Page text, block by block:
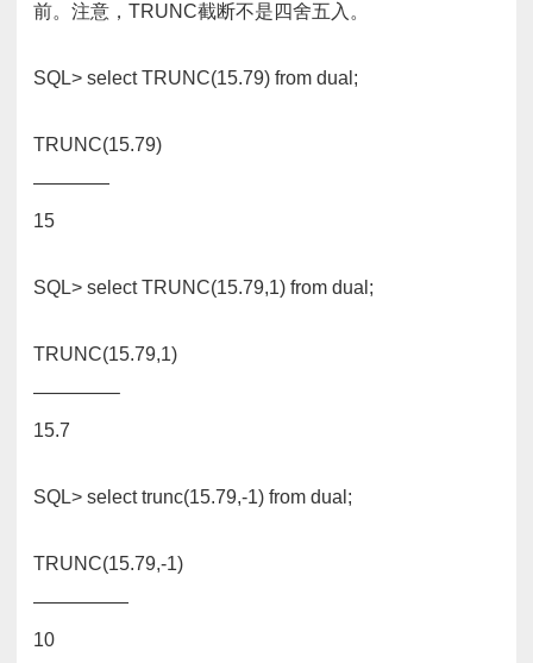
前。注意，TRUNC截断不是四舍五入。
SQL> select TRUNC(15.79) from dual;
TRUNC(15.79)
————
15
SQL> select TRUNC(15.79,1) from dual;
TRUNC(15.79,1)
————–
15.7
SQL> select trunc(15.79,-1) from dual;
TRUNC(15.79,-1)
—————
10